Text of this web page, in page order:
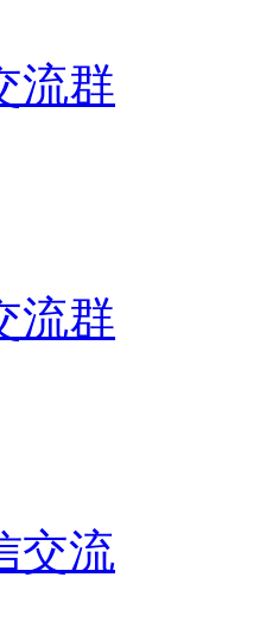
流群
流群
交流